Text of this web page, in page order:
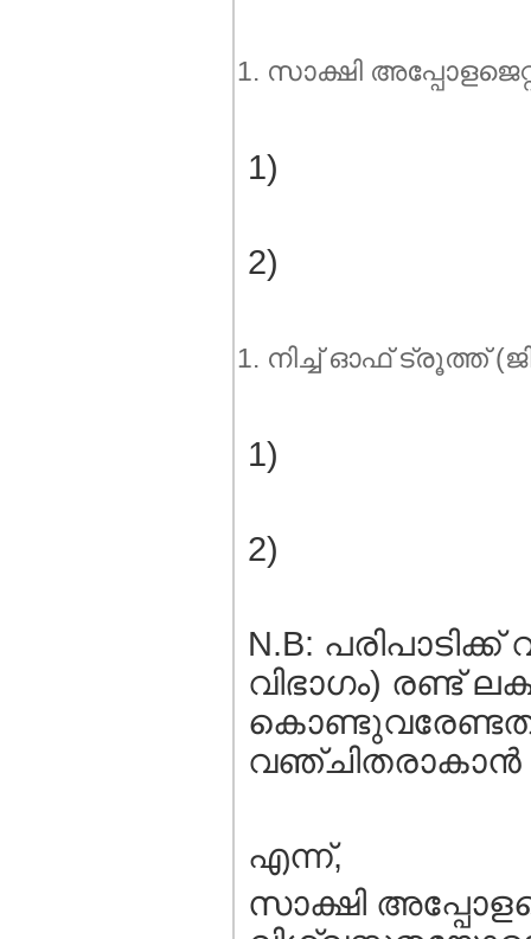
സാക്ഷി
1)
2)
നിച്ച് ഓഫ് ട്രൂത്ത്‌
1)
2)
N.B:
വിഭാഗം) രണ്ട്
വഞ്ചിതരാകാന്‍
എന്ന്,
സാക്ഷി